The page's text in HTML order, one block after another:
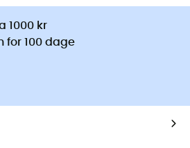
1000 kr
for 100 dage